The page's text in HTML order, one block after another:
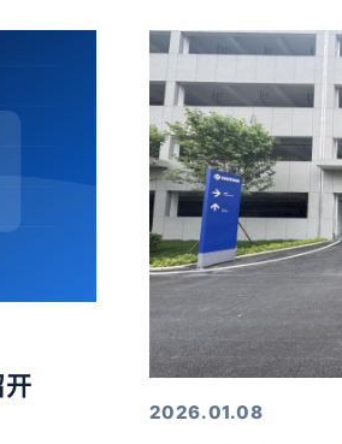
开
2026.01.08